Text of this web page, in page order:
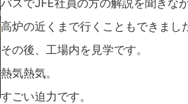
バスでJFE社員の方の解説を聞きな
高炉の近くまで行くこともできまし
その後、工場内を見学です。
熱気熱気。
すごい迫力です。